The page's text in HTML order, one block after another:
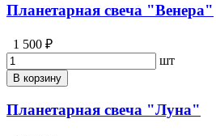
Планетарная свеча "Венера"
1 500 ₽
шт
В корзину
Планетарная свеча "Луна"